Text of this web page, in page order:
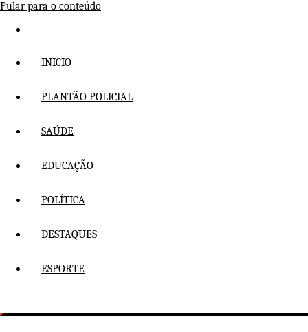
Pular para o conteúdo
INICIO
PLANTÃO POLICIAL
SAÚDE
EDUCAÇÃO
POLÍTICA
DESTAQUES
ESPORTE